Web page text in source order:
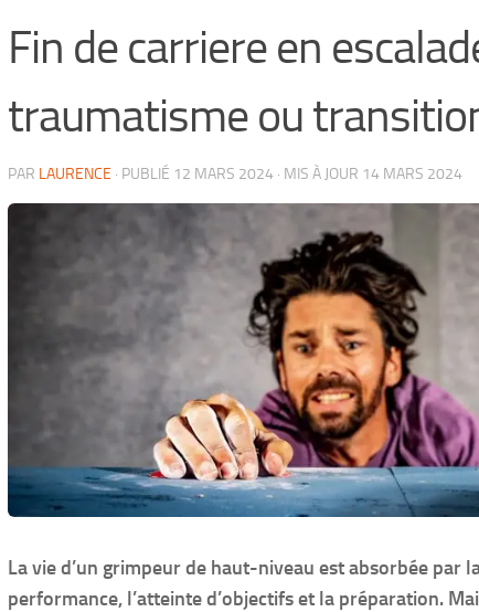
Fin de carriere en
traumatisme ou
PAR LAURENCE · PUBLIÉ 12 MARS 2024 · MIS À JOUR 14 MARS 2024
La vie d’un grimpeur de haut-niveau est absorbée par
performance, l’atteinte d’objectifs et la préparation.